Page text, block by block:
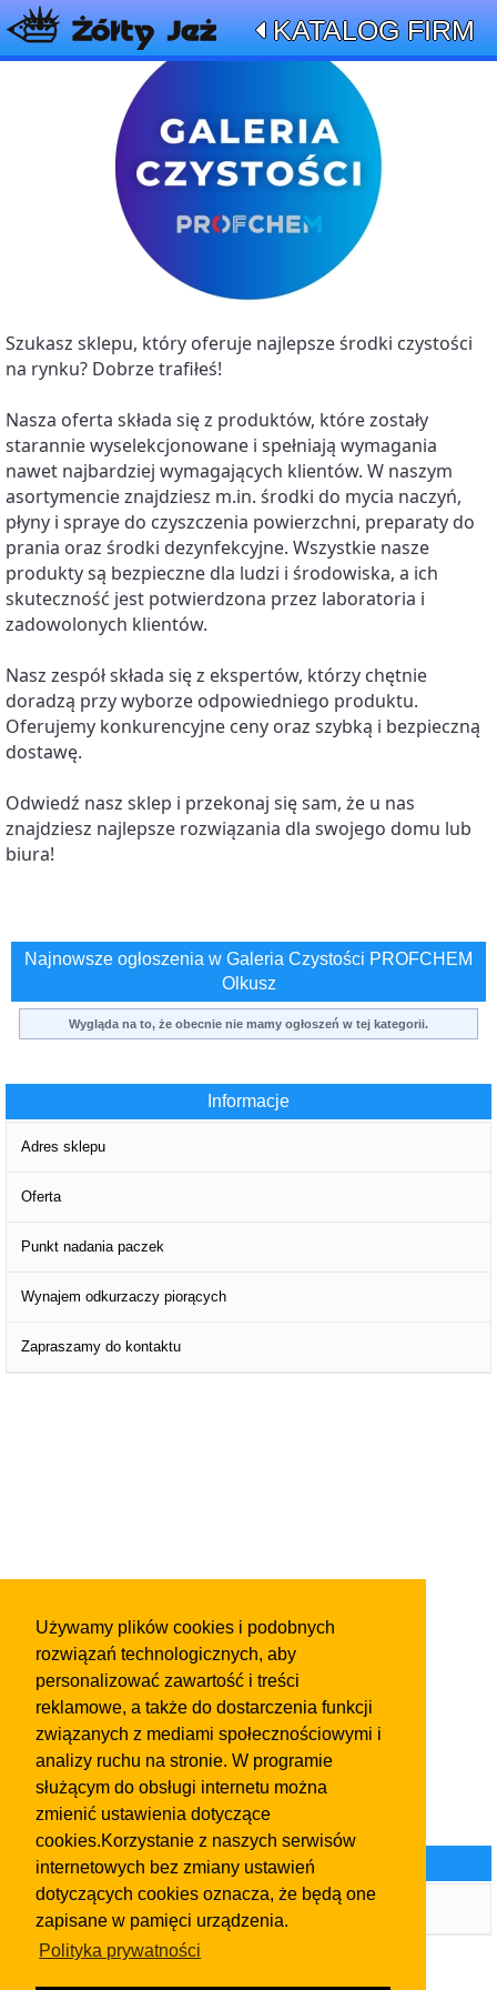
Używamy plików cookies i podobnych
rozwiązań technologicznych, aby
personalizować zawartość i treści
reklamowe, a także do dostarczenia funkcji
związanych z mediami społecznościowymi i
analizy ruchu na stronie. W programie
służącym do obsługi internetu można
zmienić ustawienia dotyczące
cookies.Korzystanie z naszych serwisów
internetowych bez zmiany ustawień
dotyczących cookies oznacza, że będą one
zapisane w pamięci urządzenia.
Polityka prywatności
KATALOG FIRM
Szukasz sklepu, który oferuje najlepsze środki czystości
na rynku? Dobrze trafiłeś!
Nasza oferta składa się z produktów, które zostały
starannie wyselekcjonowane i spełniają wymagania
nawet najbardziej wymagających klientów. W naszym
asortymencie znajdziesz m.in. środki do mycia naczyń,
płyny i spraye do czyszczenia powierzchni, preparaty do
prania oraz środki dezynfekcyjne. Wszystkie nasze
produkty są bezpieczne dla ludzi i środowiska, a ich
skuteczność jest potwierdzona przez laboratoria i
zadowolonych klientów.
Nasz zespół składa się z ekspertów, którzy chętnie
doradzą przy wyborze odpowiedniego produktu.
Oferujemy konkurencyjne ceny oraz szybką i bezpieczną
dostawę.
Odwiedź nasz sklep i przekonaj się sam, że u nas
znajdziesz najlepsze rozwiązania dla swojego domu lub
biura!
Najnowsze ogłoszenia w Galeria Czystości PROFCHEM
Olkusz
Wygląda na to, że obecnie nie mamy ogłoszeń w tej kategorii.
Informacje
Adres sklepu
Oferta
Punkt nadania paczek
Wynajem odkurzaczy piorących
Zapraszamy do kontaktu
Kategorie ogłoszeń
Galeria Czystości PROFCHEM Olkusz